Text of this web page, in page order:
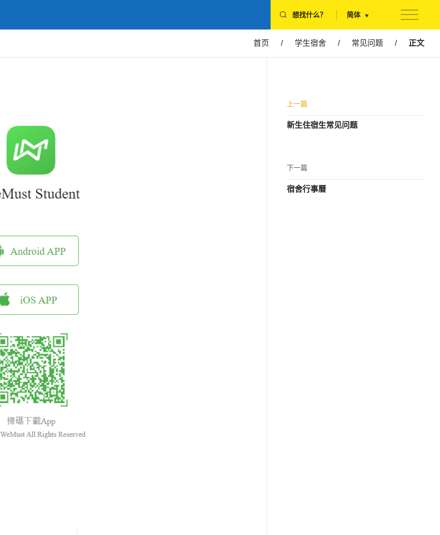
想找什么？ 简体
首页 / 学生宿舍 / 常见问题 / 正文
上一篇
新生住宿生常见问题
下一篇
宿舍行事曆